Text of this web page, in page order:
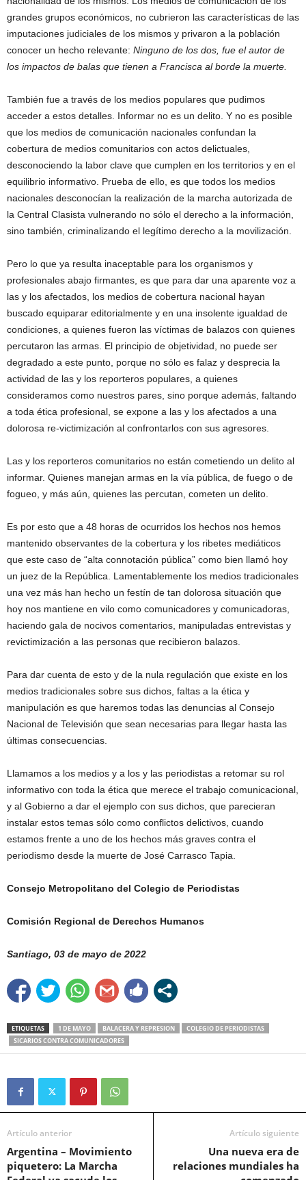
grandes grupos económicos, no cubrieron las características de las
imputaciones judiciales de los mismos y privaron a la población
conocer un hecho relevante: Ninguno de los dos, fue el autor de
los impactos de balas que tienen a Francisca al borde la muerte.
También fue a través de los medios populares que pudimos
acceder a estos detalles. Informar no es un delito. Y no es posible
que los medios de comunicación nacionales confundan la
cobertura de medios comunitarios con actos delictuales,
desconociendo la labor clave que cumplen en los territorios y en el
equilibrio informativo. Prueba de ello, es que todos los medios
nacionales desconocían la realización de la marcha autorizada de
la Central Clasista vulnerando no sólo el derecho a la información,
sino también, criminalizando el legítimo derecho a la movilización.
Pero lo que ya resulta inaceptable para los organismos y
profesionales abajo firmantes, es que para dar una aparente voz a
las y los afectados, los medios de cobertura nacional hayan
buscado equiparar editorialmente y en una insolente igualdad de
condiciones, a quienes fueron las víctimas de balazos con quienes
percutaron las armas. El principio de objetividad, no puede ser
degradado a este punto, porque no sólo es falaz y desprecia la
actividad de las y los reporteros populares, a quienes
consideramos como nuestros pares, sino porque además, faltando
a toda ética profesional, se expone a las y los afectados a una
dolorosa re-victimización al confrontarlos con sus agresores.
Las y los reporteros comunitarios no están cometiendo un delito al
informar. Quienes manejan armas en la vía pública, de fuego o de
fogueo, y más aún, quienes las percutan, cometen un delito.
Es por esto que a 48 horas de ocurridos los hechos nos hemos
mantenido observantes de la cobertura y los ribetes mediáticos
que este caso de “alta connotación pública” como bien llamó hoy
un juez de la República. Lamentablemente los medios tradicionales
una vez más han hecho un festín de tan dolorosa situación que
hoy nos mantiene en vilo como comunicadores y comunicadoras,
haciendo gala de nocivos comentarios, manipuladas entrevistas y
revictimización a las personas que recibieron balazos.
Para dar cuenta de esto y de la nula regulación que existe en los
medios tradicionales sobre sus dichos, faltas a la ética y
manipulación es que haremos todas las denuncias al Consejo
Nacional de Televisión que sean necesarias para llegar hasta las
últimas consecuencias.
Llamamos a los medios y a los y las periodistas a retomar su rol
informativo con toda la ética que merece el trabajo comunicacional,
y al Gobierno a dar el ejemplo con sus dichos, que parecieran
instalar estos temas sólo como conflictos delictivos, cuando
estamos frente a uno de los hechos más graves contra el
periodismo desde la muerte de José Carrasco Tapia.
Consejo Metropolitano del Colegio de Periodistas
Comisión Regional de Derechos Humanos
Santiago, 03 de mayo de 2022
ETIQUETAS 1 DE MAYO BALACERA Y REPRESION
COLEGIO DE PERIODISTAS
SICARIOS CONTRA COMUNICADORES
Artículo anterior
Argentina – Movimiento
piquetero: La Marcha
Artículo siguiente
Una nueva era de
relaciones mundiales ha